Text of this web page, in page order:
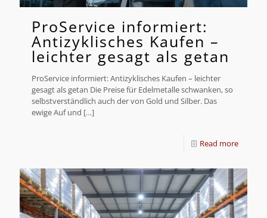
ProService informiert:
Antizyklisches Kaufen –
leichter gesagt als getan
ProService informiert: Antizyklisches Kaufen – leichter
gesagt als getan Die Preise für Edelmetalle schwanken, so
selbstverständlich auch der von Gold und Silber. Das
ewige Auf und […]
Read more